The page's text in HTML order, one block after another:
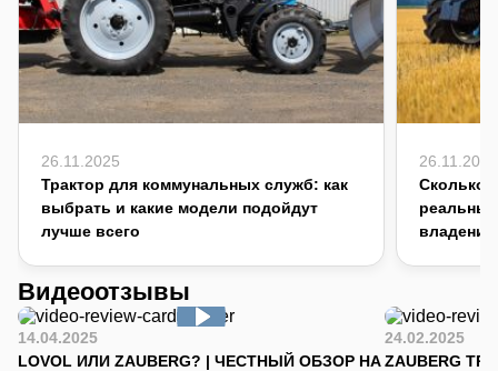
26.11.2025
Трактор для коммунальных служб: как
выбрать и какие модели подойдут
лучше всего
26.11.2025
Сколько
владения
Видеоотзывы
14.04.2025
LOVOL ИЛИ ZAUBERG? | ЧЕСТНЫЙ ОБЗОР НА
24.02.2025
ZAUBERG